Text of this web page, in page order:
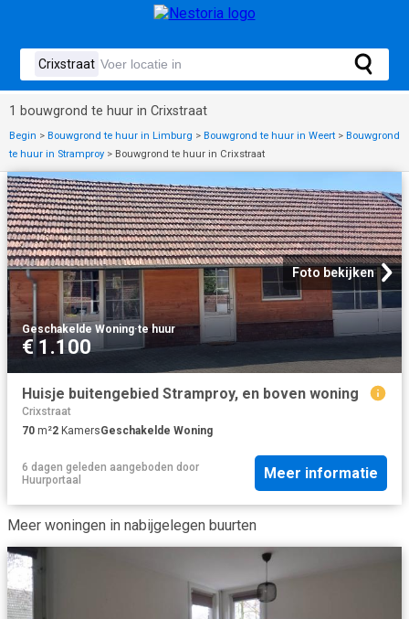
1 bouwgrond te huur in Crixstraat
Begin > Bouwgrond te huur in Limburg > Bouwgrond te huur in Weert > Bouwgrond
te huur in Stramproy > Bouwgrond te huur in Crixstraat
Foto bekijken
Geschakelde Woning·te huur
€ 1.100
Huisje buitengebied Stramproy, en boven woning
Crixstraat
70 m²2 KamersGeschakelde Woning
6 dagen geleden aangeboden door
Huurportaal
Meer informatie
Meer woningen in nabijgelegen buurten